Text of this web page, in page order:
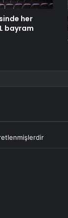
her
bayram